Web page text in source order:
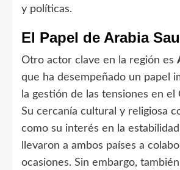
y políticas.
El Papel de Arabia
Otro actor clave en la región es
que ha desempeñado un papel
la gestión de las tensiones en el
Su cercanía cultural y religiosa
como su interés en la
llevaron a ambos países a
ocasiones. Sin embargo,